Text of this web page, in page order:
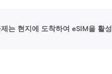
는 현지에 도착하여 eSIM을 활